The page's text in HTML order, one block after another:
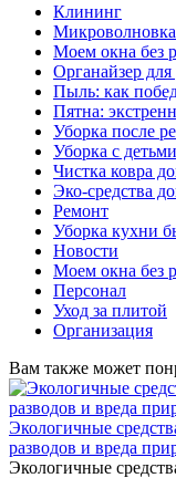
Клининг
Моем окна без
Органайзер
Пыль: как
Пятна:
Уборка после
Уборка с детьми
Чистка ковра
Эко-средства
Ремонт
Уборка кухни
Новости
Моем окна без
Персонал
Уход за плитой
Организация
Вам также может
Экологичные
разводов и вреда
Экологичные